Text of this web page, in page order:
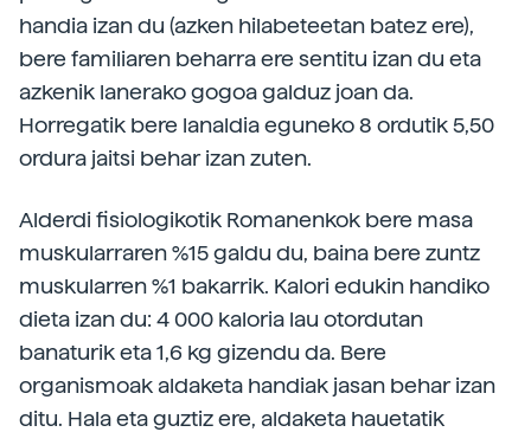
handia izan du (azken hilabeteetan batez ere),
bere familiaren beharra ere sentitu izan du eta
azkenik lanerako gogoa galduz joan da.
Horregatik bere lanaldia eguneko 8 ordutik 5,50
ordura jaitsi behar izan zuten.
Alderdi fisiologikotik Romanenkok bere masa
muskularraren %15 galdu du, baina bere zuntz
muskularren %1 bakarrik. Kalori edukin handiko
dieta izan du: 4 000 kaloria lau otordutan
banaturik eta 1,6 kg gizendu da. Bere
organismoak aldaketa handiak jasan behar izan
ditu. Hala eta guztiz ere, aldaketa hauetatik